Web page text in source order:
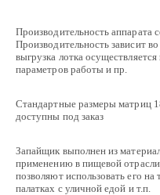
Производительность аппарата
Производительность зависит
выгрузка лотка
параметров работы и пр.
Стандартные размеры матриц
доступны под заказ
Запайщик выполнен из
применению в пищевой
позволяют использовать его
палатках с уличной едой и т.п.